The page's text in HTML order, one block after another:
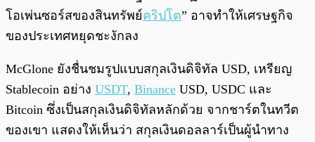
โอเพ่นซอร์สของสินทรัพย์คริปโต” อาจทำให้เศรษฐกิจ
ของประเทศหยุดชะงักลง
McGlone ยังชื่นชมรูปแบบสกุลเงินดิจิทัล USD, เหรียญ
Stablecoin อย่าง USDT, Binance USD, USDC และ
Bitcoin ซึ่งเป็นสกุลเงินดิจิทัลหลักด้วย จากชาร์ตในทวีต
ของเขา แสดงให้เห็นว่า สกุลเงินดอลลาร์เป็นผู้นำทาง